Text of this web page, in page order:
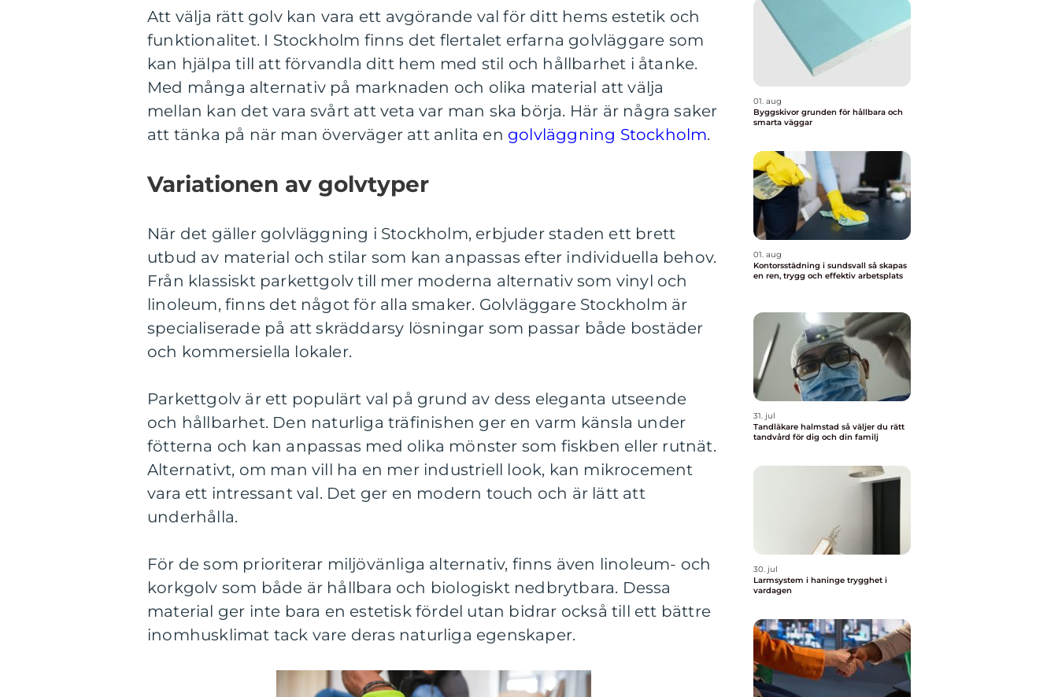
Att välja rätt golv kan vara ett avgörande val för ditt hems estetik och
funktionalitet. I Stockholm finns det flertalet erfarna golvläggare som
kan hjälpa till att förvandla ditt hem med stil och hållbarhet i åtanke.
Med många alternativ på marknaden och olika material att välja
mellan kan det vara svårt att veta var man ska börja. Här är några saker
att tänka på när man överväger att anlita en golvläggning Stockholm.
Variationen av golvtyper
När det gäller golvläggning i Stockholm, erbjuder staden ett brett
utbud av material och stilar som kan anpassas efter individuella behov.
Från klassiskt parkettgolv till mer moderna alternativ som vinyl och
linoleum, finns det något för alla smaker. Golvläggare Stockholm är
specialiserade på att skräddarsy lösningar som passar både bostäder
och kommersiella lokaler.
Parkettgolv är ett populärt val på grund av dess eleganta utseende
och hållbarhet. Den naturliga träfinishen ger en varm känsla under
fötterna och kan anpassas med olika mönster som fiskben eller rutnät.
Alternativt, om man vill ha en mer industriell look, kan mikrocement
vara ett intressant val. Det ger en modern touch och är lätt att
underhålla.
För de som prioriterar miljövänliga alternativ, finns även linoleum- och
korkgolv som både är hållbara och biologiskt nedbrytbara. Dessa
material ger inte bara en estetisk fördel utan bidrar också till ett bättre
inomhusklimat tack vare deras naturliga egenskaper.
01. aug
Byggskivor grunden för hållbara och
smarta väggar
01. aug
Kontorsstädning i sundsvall så skapas
en ren, trygg och effektiv arbetsplats
31. jul
Tandläkare halmstad så väljer du rätt
tandvård för dig och din familj
30. jul
Larmsystem i haninge trygghet i
vardagen